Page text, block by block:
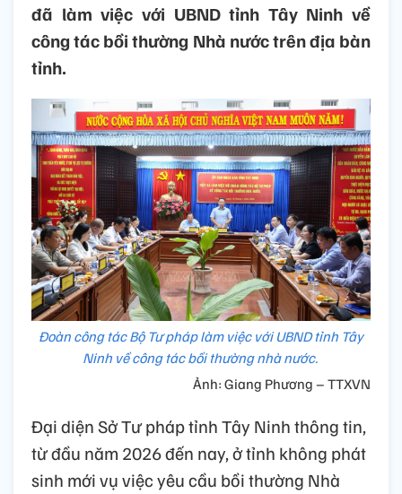
đã làm việc với UBND tỉnh Tây Ninh về
công tác bồi thường Nhà nước trên địa bàn
tỉnh.
Đoàn công tác Bộ Tư pháp làm việc với UBND tỉnh Tây
Ninh về công tác bồi thường nhà nước.
Ảnh: Giang Phương – TTXVN
Đại diện Sở Tư pháp tỉnh Tây Ninh thông tin,
từ đầu năm 2026 đến nay, ở tỉnh không phát
sinh mới vụ việc yêu cầu bồi thường Nhà